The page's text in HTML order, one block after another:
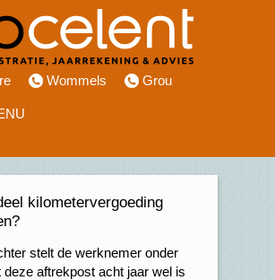
Wommels Grou
kilometervergoeding
stelt de werknemer onder
deze aftrekpost acht jaar wel is